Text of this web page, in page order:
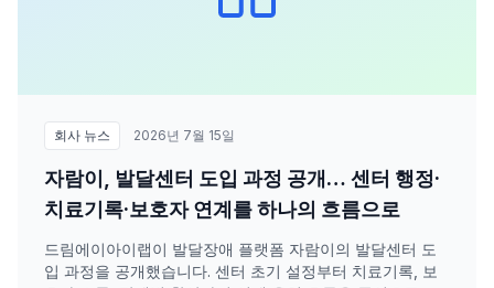
회사 뉴스 2026년 7월 15일
자람이, 발달센터 도입 과정 공개… 센터 행정·
치료기록·보호자 연계를 하나의 흐름으로
드림에이아이랩이 발달장애 플랫폼 자람이의 발달센터 도
입 과정을 공개했습니다. 센터 초기 설정부터 치료기록, 보